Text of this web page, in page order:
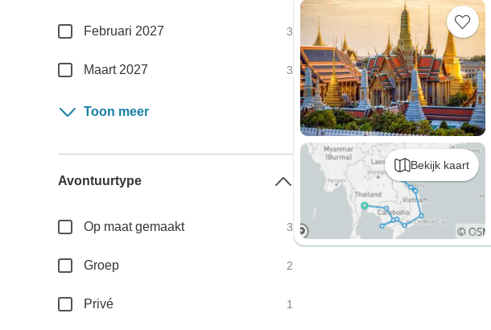
Bekijk kaart
Februari 2027 3
Maart 2027 3
Toon meer
Avontuurtype
Op maat gemaakt 3
Groep 2
Privé 1